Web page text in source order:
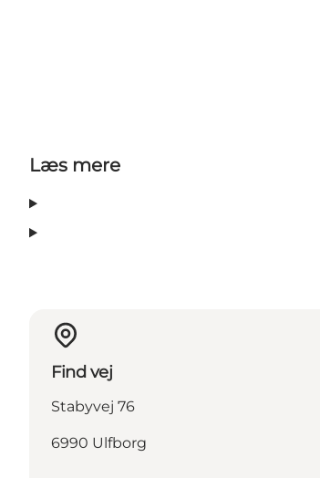
Læs mere
Find vej
Stabyvej 76
6990 Ulfborg